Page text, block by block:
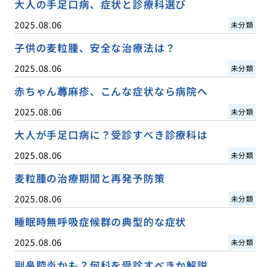
大人の手足口病、症状と診療科選び
2025.08.06 未分類
子供の麦粒腫、安全な治療法は？
2025.08.06 未分類
赤ちゃん蕁麻疹、こんな症状なら病院へ
2025.08.06 未分類
大人が手足口病に？受診すべき診療科は
2025.08.06 未分類
麦粒腫の治療期間と再発予防策
2025.08.06 未分類
睡眠時無呼吸症候群の典型的な症状
2025.08.06 未分類